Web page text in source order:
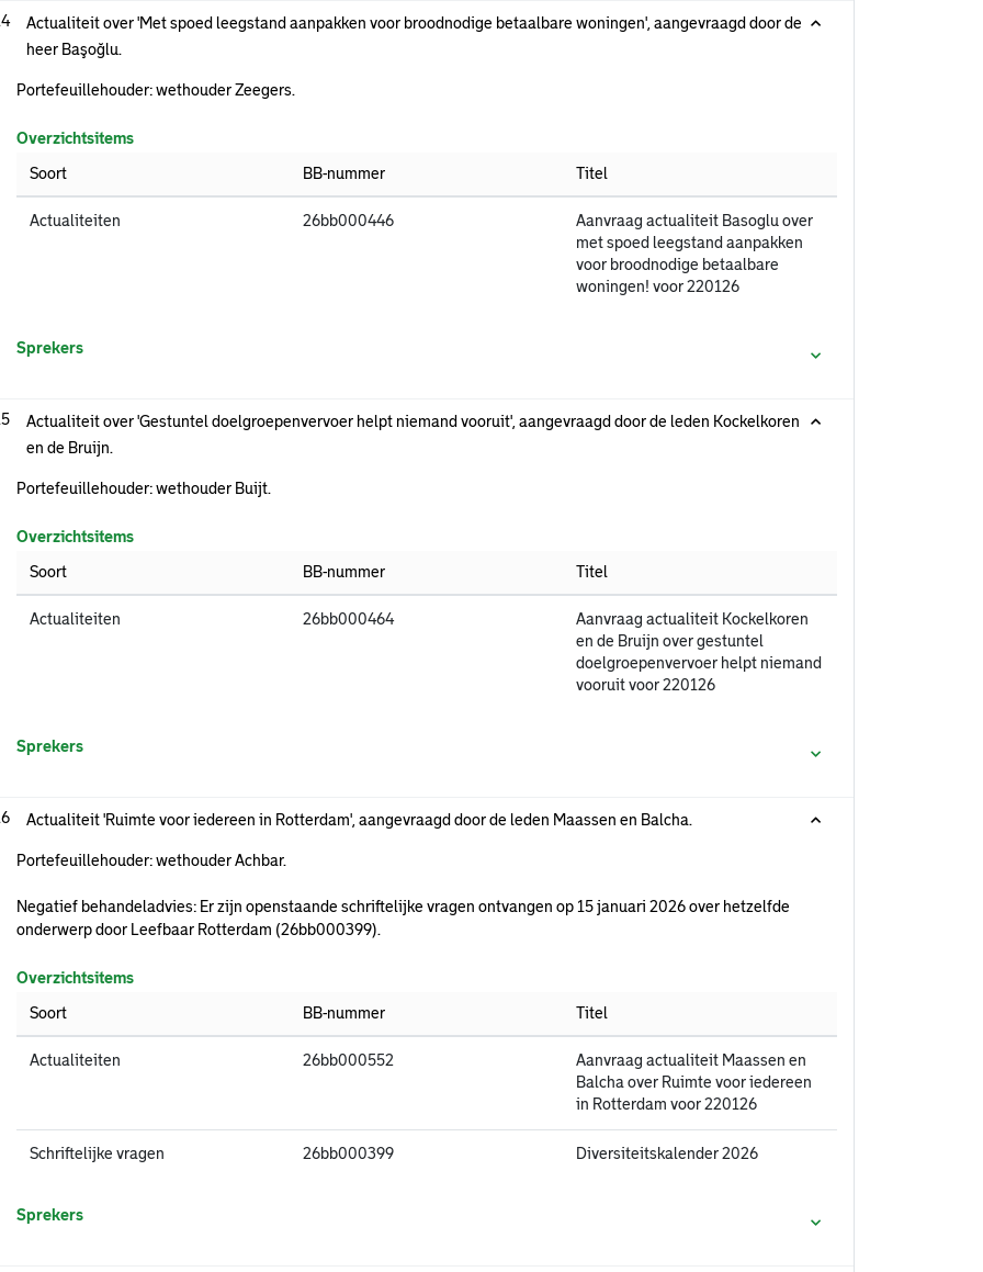
Actualiteit over 'Met spoed leegstand aanpakken voor broodnodige betaalbare woningen', aangevraagd door de
heer Başoğlu.
Portefeuillehouder: wethouder Zeegers.
Overzichtsitems
Soort
BB-nummer Titel
Actualiteiten 26bb000446
Aanvraag actualiteit Basoglu over
met spoed leegstand aanpakken
voor broodnodige betaalbare
woningen! voor 220126
Sprekers
Actualiteit over 'Gestuntel doelgroepenvervoer helpt niemand vooruit', aangevraagd door de leden Kockelkoren
en de Bruijn.
Portefeuillehouder: wethouder Buijt.
Overzichtsitems
Soort
BB-nummer Titel
Actualiteiten 26bb000464
Aanvraag actualiteit Kockelkoren
en de Bruijn over gestuntel
doelgroepenvervoer helpt niemand
vooruit voor 220126
Sprekers
Actualiteit 'Ruimte voor iedereen in Rotterdam', aangevraagd door de leden Maassen en Balcha.
Portefeuillehouder: wethouder Achbar.
Negatief behandeladvies: Er zijn openstaande schriftelijke vragen ontvangen op 15 januari 2026 over hetzelfde
onderwerp door Leefbaar Rotterdam (26bb000399).
Overzichtsitems
Soort
BB-nummer Titel
Actualiteiten 26bb000552
Aanvraag actualiteit Maassen en
Balcha over Ruimte voor iedereen
in Rotterdam voor 220126
Schriftelijke vragen 26bb000399 Diversiteitskalender 2026
Sprekers